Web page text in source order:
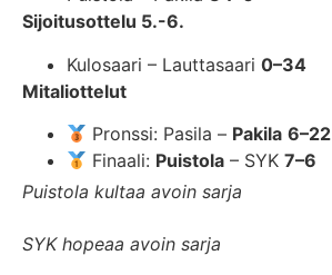
Sijoitusottelu 5.-6.
Kulosaari – Lauttasaari 0–34
Mitaliottelut
Pronssi: Pasila – Pakila 6–22
Finaali: Puistola – SYK7–6
Puistola kultaa avoin sarja
SYK hopeaa avoin sarja